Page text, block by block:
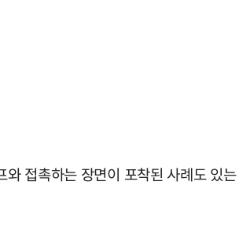
접촉하는 장면이 포착된 사례도 있는